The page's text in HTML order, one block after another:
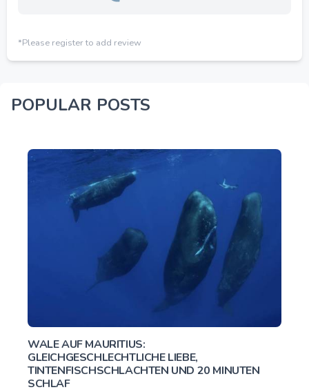
*Please register to add review
POPULAR POSTS
WALE AUF MAURITIUS:
GLEICHGESCHLECHTLICHE LIEBE,
TINTENFISCHSCHLACHTEN UND 20 MINUTEN
SCHLAF